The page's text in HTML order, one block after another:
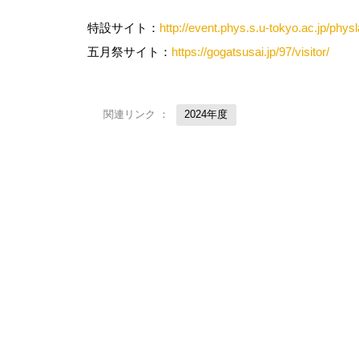
特設サイト： http://event.phys.s.u-tokyo.ac.jp/
五月祭サイト： https://gogatsusai.jp/97/visitor/
関連リンク ： 2024年度